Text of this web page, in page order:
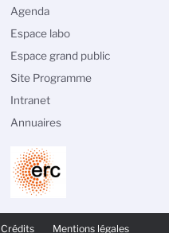
Crédits Mentions légales
Agenda
Espace labo
Espace grand public
Site Programme
Intranet
Annuaires